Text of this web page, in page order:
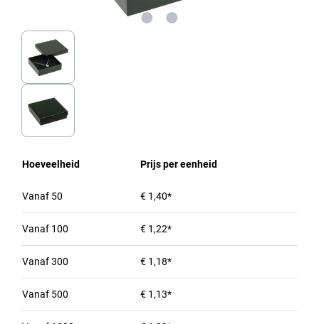
Hoeveelheid Prijs per eenheid
Vanaf 50 € 1,40*
Vanaf 100 € 1,22*
Vanaf300 € 1,18*
Vanaf 500 € 1,13*